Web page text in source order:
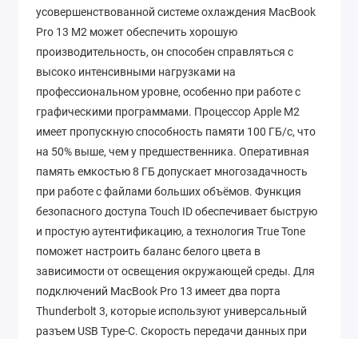
усовершенствованной системе охлаждения MacBook
Pro 13 M2 может обеспечить хорошую
производительность, он способен справляться с
высоко интенсивными нагрузками на
профессиональном уровне, особенно при работе с
графическими программами. Процессор Apple M2
имеет пропускную способность памяти 100 ГБ/с, что
на 50% выше, чем у предшественника. Оперативная
память емкостью 8 ГБ допускает многозадачность
при работе с файлами больших объёмов. Функция
безопасного доступа Touch ID обеспечивает быструю
и простую аутентификацию, а технология True Tone
поможет настроить баланс белого цвета в
зависимости от освещения окружающей среды. Для
подключений MacBook Pro 13 имеет два порта
Thunderbolt 3, которые используют универсальный
разъем USB Type-C. Скорость передачи данных при